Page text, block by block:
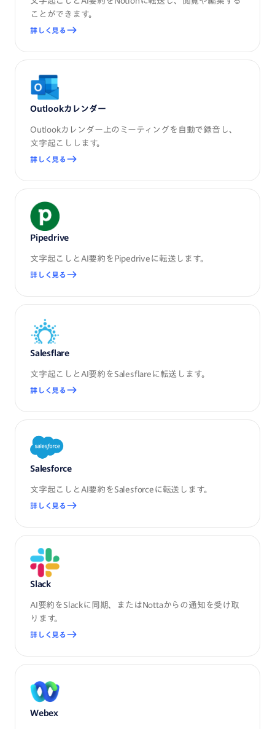
ことができます。
詳しく見る
Outlookカレンダー
Outlookカレンダー上のミーティングを自動で録音し、
文字起こしします。
詳しく見る
Pipedrive
文字起こしとAI要約をPipedriveに転送します。
詳しく見る
Salesflare
文字起こしとAI要約をSalesflareに転送します。
詳しく見る
Salesforce
文字起こしとAI要約をSalesforceに転送します。
詳しく見る
Slack
AI要約をSlackに同期、またはNottaからの通知を受け取
ります。
詳しく見る
Webex